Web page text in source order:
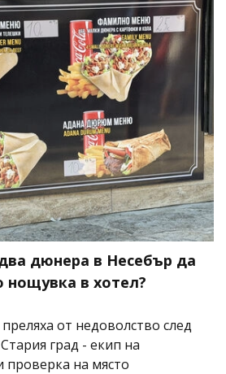
дюнера в Несебър да
нощувка в хотел?
от недоволство след
град - екип на
проверка на място